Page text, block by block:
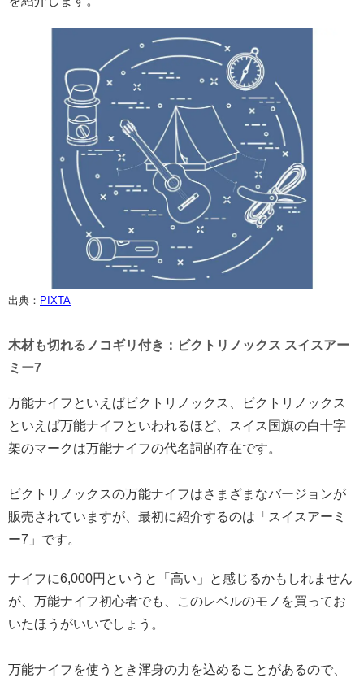
出典： PIXTA
木材も切れるノコギリ付き：ビクトリノックス スイスアー
ミー7
万能ナイフといえばビクトリノックス、ビクトリノックス
といえば万能ナイフといわれるほど、スイス国旗の白十字
架のマークは万能ナイフの代名詞的存在です。
ビクトリノックスの万能ナイフはさまざまなバージョンが
販売されていますが、最初に紹介するのは「スイスアーミ
ー7」です。
ナイフに6,000円というと「高い」と感じるかもしれません
が、万能ナイフ初心者でも、このレベルのモノを買ってお
いたほうがいいでしょう。
万能ナイフを使うとき渾身の力を込めることがあるので、